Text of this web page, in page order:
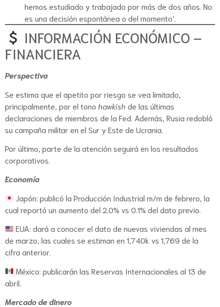
hemos estudiado y trabajado por más de dos años. No
es una decisión espontánea o del momento’.
INFORMACIÓN ECONÓMICO –
FINANCIERA
Perspectiva
Se estima que el apetito por riesgo se vea limitado,
principalmente, por el tono hawkish de las últimas
declaraciones de miembros de la Fed. Además, Rusia redobló
su campaña militar en el Sur y Este de Ucrania.
Por último, parte de la atención seguirá en los resultados
corporativos.
Economía
Japón: publicó la Producción Industrial m/m de febrero, la
cual reportó un aumento del 2.0% vs 0.1% del dato previo.
EUA: dará a conocer el dato de nuevas viviendas al mes
de marzo, las cuales se estiman en 1,740k vs 1,769 de la
cifra anterior.
México: publicarán las Reservas Internacionales al 13 de
abril.
Mercado de dinero